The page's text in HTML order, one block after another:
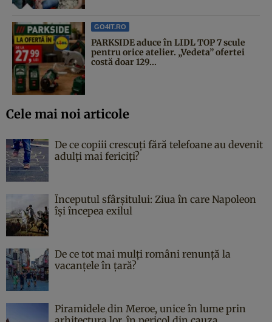
GO4IT.RO
PARKSIDE aduce în LIDL TOP 7 scule
pentru orice atelier. „Vedeta” ofertei
costă doar 129...
Cele mai noi articole
De ce copiii crescuți fără telefoane au devenit
adulți mai fericiți?
Începutul sfârşitului: Ziua în care Napoleon
îşi începea exilul
De ce tot mai mulți români renunță la
vacanțele în țară?
Piramidele din Meroe, unice în lume prin